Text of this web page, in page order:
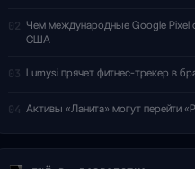
02 Чем международные Google Pixel
США
03 Lumysi прячет фитнес-трекер в
04 Активы «Ланита» могут перейти